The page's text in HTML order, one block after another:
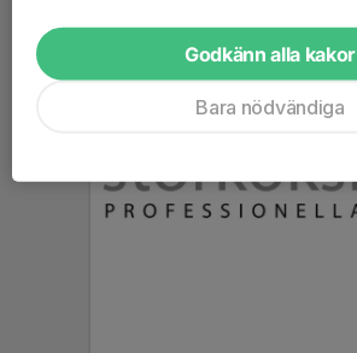
Godkänn alla kakor
Bara nödvändiga